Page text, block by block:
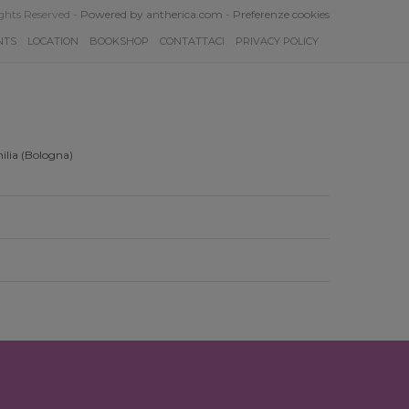
Reserved - Powered by antherica.com - Preferenze cookies
LOCATION BOOKSHOP CONTATTACI PRIVACY POLICY
(Bologna)